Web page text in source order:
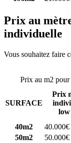
Prix au
individuelle
Vous souhaitez faire
Prix au m2
SURFACE
Prix
low
40m2
40.000€
50m2
50.000€